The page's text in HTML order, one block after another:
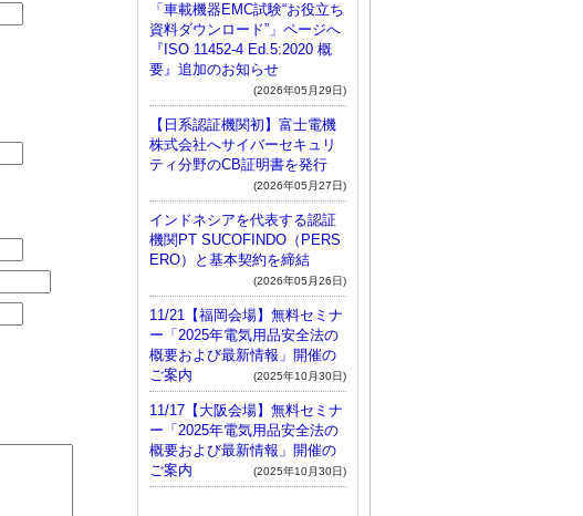
「車載機器EMC試験“お役立ち
資料ダウンロード”」ページへ
『ISO 11452-4 Ed.5:2020 概
要』追加のお知らせ
(2026年05月29日)
【日系認証機関初】富士電機
株式会社へサイバーセキュリ
ティ分野のCB証明書を発行
(2026年05月27日)
インドネシアを代表する認証
機関PT SUCOFINDO（PERS
ERO）と基本契約を締結
(2026年05月26日)
11/21【福岡会場】無料セミナ
ー「2025年電気用品安全法の
概要および最新情報」開催の
ご案内
(2025年10月30日)
11/17【大阪会場】無料セミナ
ー「2025年電気用品安全法の
概要および最新情報」開催の
ご案内
(2025年10月30日)